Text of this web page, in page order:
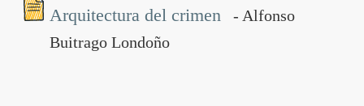
Arquitectura del crimen
- Alfonso
Buitrago Londoño